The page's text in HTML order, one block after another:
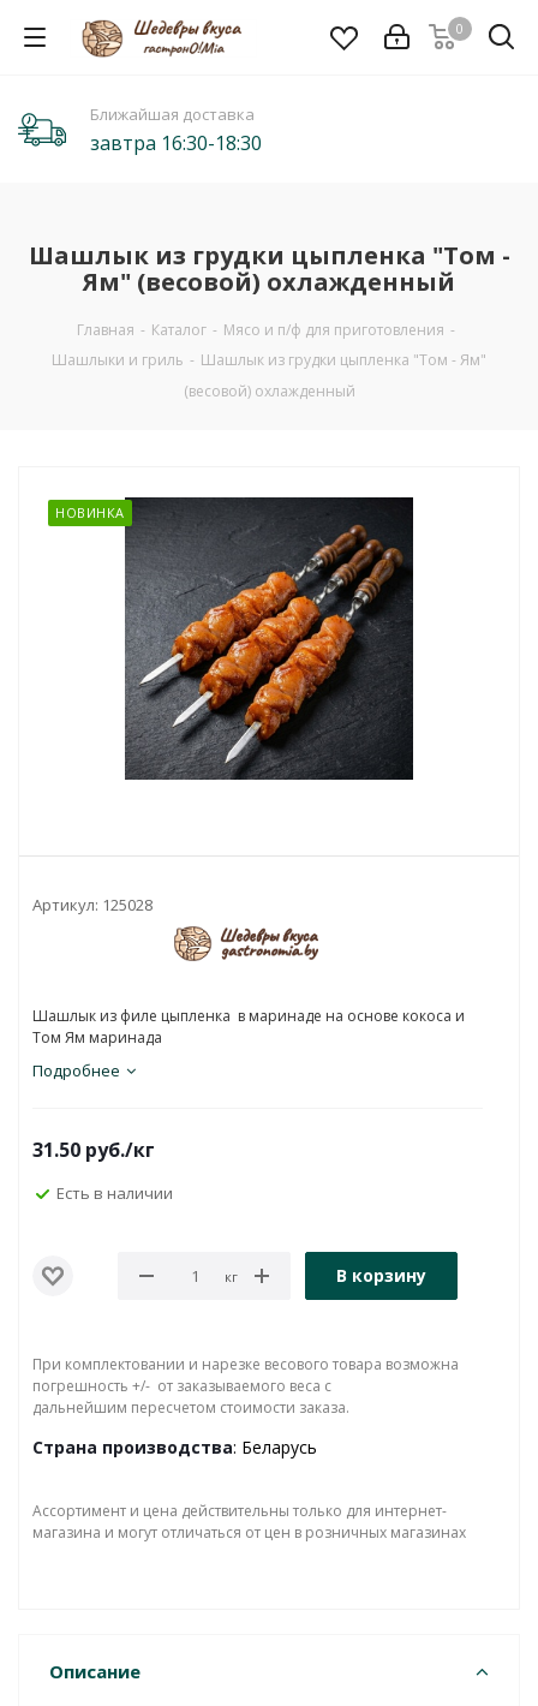
0
Ближайшая доставка
завтра 16:30-18:30
Шашлык из грудки цыпленка "Том -
Ям" (весовой) охлажденный
Главная - Каталог - Мясо и п/ф для приготовления -
Шашлыки и гриль - Шашлык из грудки цыпленка "Том - Ям"
(весовой) охлажденный
НОВИНКА
Артикул: 125028
Шашлык из филе цыпленка в маринаде на основе кокоса и
Том Ям маринада
Подробнее
31.50 руб./кг
Есть в наличии
кг В корзину
При комплектовании и нарезке весового товара возможна
погрешность +/- от заказываемого веса с
дальнейшим пересчетом стоимости заказа.
Страна производства: Беларусь
Ассортимент и цена действительны только для интернет-
магазина и могут отличаться от цен в розничных магазинах
Описание